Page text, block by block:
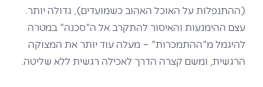
(ההתנפלות על האוכל האהוב כשמועדים), גדולה יותר.
עצם ההימנעות והאיסור להתקרב אל ה"סכנה" במטרה
להיגמל מ"ההתמכרות" – מעלה עוד יותר את המצוקה
הרגשית, ומשם קצרה הדרך לאכילה רגשית ללא שליטה.